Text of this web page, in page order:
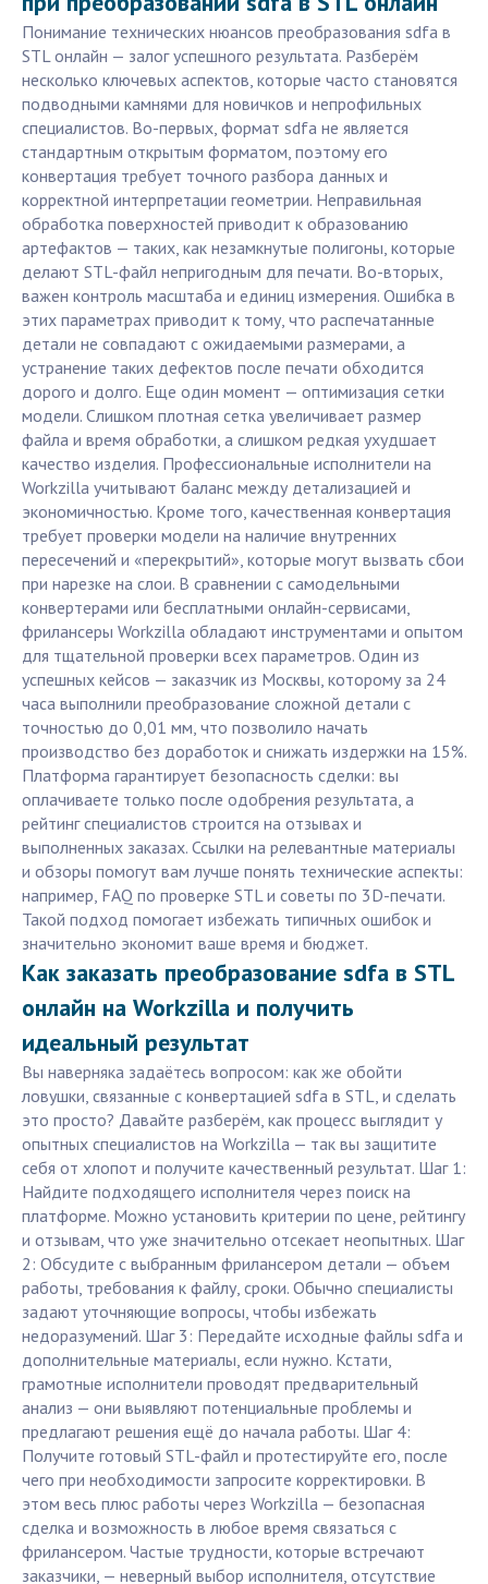
Понимание технических нюансов преобразования sdfa в
STL онлайн — залог успешного результата. Разберём
несколько ключевых аспектов, которые часто становятся
подводными камнями для новичков и непрофильных
специалистов. Во-первых, формат sdfa не является
стандартным открытым форматом, поэтому его
конвертация требует точного разбора данных и
корректной интерпретации геометрии. Неправильная
обработка поверхностей приводит к образованию
артефактов — таких, как незамкнутые полигоны, которые
делают STL-файл непригодным для печати. Во-вторых,
важен контроль масштаба и единиц измерения. Ошибка в
этих параметрах приводит к тому, что распечатанные
детали не совпадают с ожидаемыми размерами, а
устранение таких дефектов после печати обходится
дорого и долго. Еще один момент — оптимизация сетки
модели. Слишком плотная сетка увеличивает размер
файла и время обработки, а слишком редкая ухудшает
качество изделия. Профессиональные исполнители на
Workzilla учитывают баланс между детализацией и
экономичностью. Кроме того, качественная конвертация
требует проверки модели на наличие внутренних
пересечений и «перекрытий», которые могут вызвать сбои
при нарезке на слои. В сравнении с самодельными
конвертерами или бесплатными онлайн-сервисами,
фрилансеры Workzilla обладают инструментами и опытом
для тщательной проверки всех параметров. Один из
успешных кейсов — заказчик из Москвы, которому за 24
часа выполнили преобразование сложной детали с
точностью до 0,01 мм, что позволило начать
производство без доработок и снижать издержки на 15%.
Платформа гарантирует безопасность сделки: вы
оплачиваете только после одобрения результата, а
рейтинг специалистов строится на отзывах и
выполненных заказах. Ссылки на релевантные материалы
и обзоры помогут вам лучше понять технические аспекты:
например, FAQ по проверке STL и советы по 3D-печати.
Такой подход помогает избежать типичных ошибок и
значительно экономит ваше время и бюджет.
Как заказать преобразование sdfa в STL
онлайн на Workzilla и получить
идеальный результат
Вы наверняка задаётесь вопросом: как же обойти
ловушки, связанные с конвертацией sdfa в STL, и сделать
это просто? Давайте разберём, как процесс выглядит у
опытных специалистов на Workzilla — так вы защитите
себя от хлопот и получите качественный результат. Шаг 1:
Найдите подходящего исполнителя через поиск на
платформе. Можно установить критерии по цене, рейтингу
и отзывам, что уже значительно отсекает неопытных. Шаг
2: Обсудите с выбранным фрилансером детали — объем
работы, требования к файлу, сроки. Обычно специалисты
задают уточняющие вопросы, чтобы избежать
недоразумений. Шаг 3: Передайте исходные файлы sdfa и
дополнительные материалы, если нужно. Кстати,
грамотные исполнители проводят предварительный
анализ — они выявляют потенциальные проблемы и
предлагают решения ещё до начала работы. Шаг 4:
Получите готовый STL-файл и протестируйте его, после
чего при необходимости запросите корректировки. В
этом весь плюс работы через Workzilla — безопасная
сделка и возможность в любое время связаться с
фрилансером. Частые трудности, которые встречают
заказчики, — неверный выбор исполнителя, отсутствие